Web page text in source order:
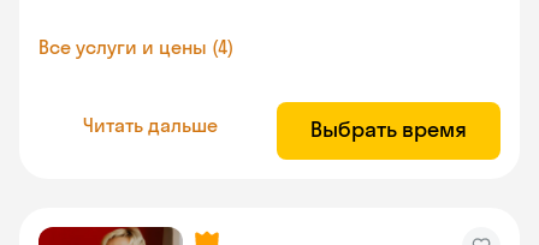
Все услуги и цены (4)
Читать дальше Выбрать время